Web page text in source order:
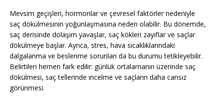
Mevsim geçişleri, hormonlar ve çevresel faktörler nedeniyle
saç dökülmesinin yoğunlaşmasına neden olabilir. Bu dönemde,
saç derisinde dolaşım yavaşlar, saç kökleri zayıflar ve saçlar
dökülmeye başlar. Ayrıca, stres, hava sıcaklıklarındaki
dalgalanma ve beslenme sorunları da bu durumu tetikleyebilir.
Belirtileri hemen fark edilir: günlük ortalamanın üzerinde saç
dökülmesi, saç tellerinde incelme ve saçların daha cansız
görünmesi.